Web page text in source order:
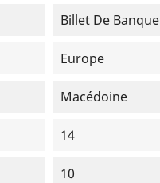
Billet De Banque
Europe
Macédoine
14
10